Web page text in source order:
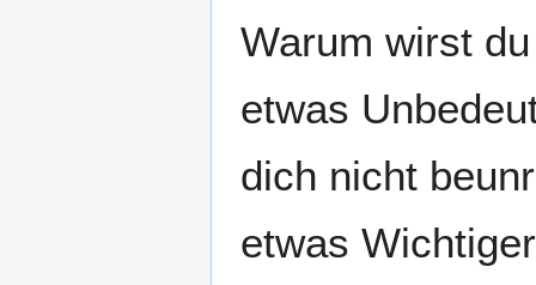
Warum wirst
etwas
dich nicht
etwas